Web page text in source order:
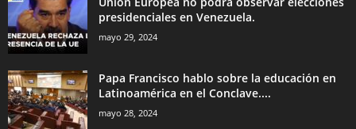
presidenciales en Venezuela.
mayo 29, 2024
Papa Francisco hablo sobre la educación en
Latinoamérica en el Conclave....
mayo 28, 2024